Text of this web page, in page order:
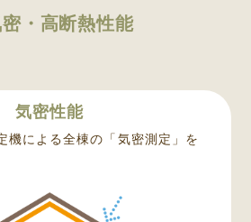
・高断熱性能
気密性能
機による全棟の「気密測定」を